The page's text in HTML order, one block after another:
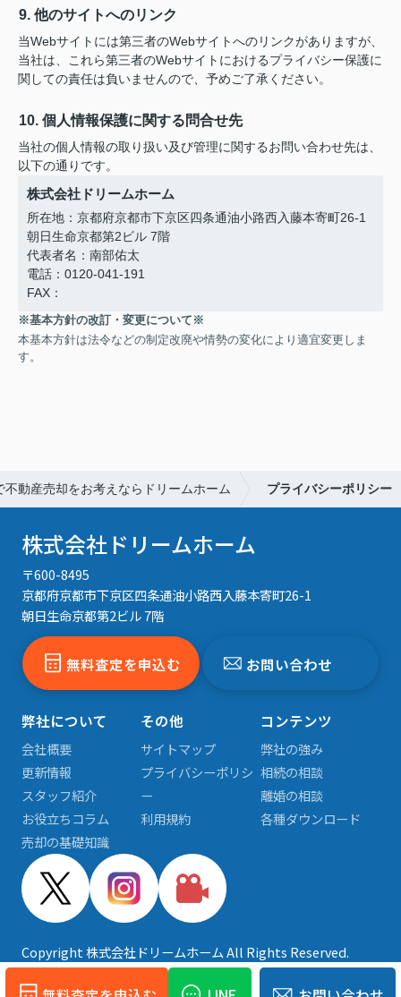
9. 他のサイトへのリンク
当Webサイトには第三者のWebサイトへのリンクがありますが、
当社は、これら第三者のWebサイトにおけるプライバシー保護に
関しての責任は負いませんので、予めご了承ください。
10. 個人情報保護に関する問合せ先
当社の個人情報の取り扱い及び管理に関するお問い合わせ先は、
以下の通りです。
株式会社ドリームホーム
所在地：京都府京都市下京区四条通油小路西入藤本寄町26-1
朝日生命京都第2ビル 7階
代表者名：南部佑太
電話：0120-041-191
FAX：
※基本方針の改訂・変更について※
本基本方針は法令などの制定改廃や情勢の変化により適宜変更しま
す。
不動産売却をお考えならドリームホーム プライバシーポリシー
株式会社ドリームホーム
〒600-8495
京都府京都市下京区四条通油小路西入藤本寄町26-1
朝日生命京都第2ビル 7階
無料査定を申込む お問い合わせ
弊社について
会社概要
更新情報
スタッフ紹介
お役立ちコラム
売却の基礎知識
その他
サイトマップ
プライバシーポリシ
ー
利用規約
コンテンツ
弊社の強み
相続の相談
離婚の相談
各種ダウンロード
Copyright 株式会社ドリームホーム All Rights Reserved.